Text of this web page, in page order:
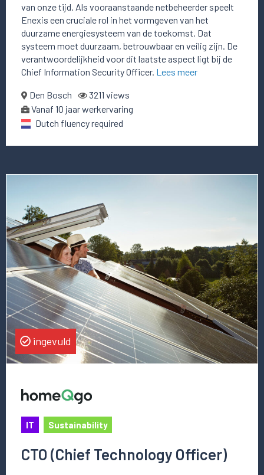
van onze tijd. Als vooraanstaande netbeheerder speelt
Enexis een cruciale rol in het vormgeven van het
duurzame energiesysteem van de toekomst. Dat
systeem moet duurzaam, betrouwbaar en veilig zijn. De
verantwoordelijkheid voor dit laatste aspect ligt bij de
Chief Information Security Officer. Lees meer
Den Bosch
3211 views
Vanaf 10 jaar werkervaring
Dutch fluency required
deze
vacature
CTO
(Chief
Technology
Officer)
ingevuld
IT Sustainability
CTO (Chief Technology Officer)